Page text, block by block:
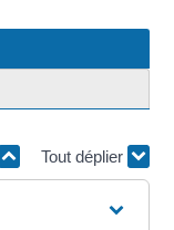
Tout déplier